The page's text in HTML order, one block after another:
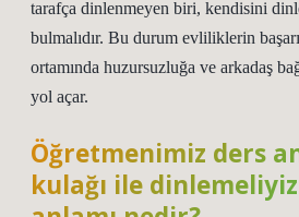
tarafça dinlenmeyen biri, kendisini
bulmalıdır. Bu durum evliliklerin
ortamında huzursuzluğa ve arkadaş
yol açar.
Öğretmenimiz ders
kulağı ile